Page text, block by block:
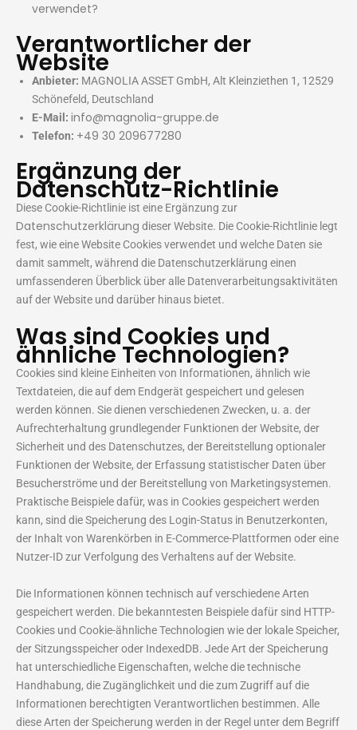
verwendet?
Verantwortlicher der
Website
Anbieter: MAGNOLIA ASSET GmbH, Alt Kleinziethen 1, 12529
Schönefeld, Deutschland
E-Mail: info@magnolia-gruppe.de
Telefon: +49 30 209677280
Ergänzung der
Datenschutz-Richtlinie
Diese Cookie-Richtlinie ist eine Ergänzung zur
Datenschutzerklärung dieser Website. Die Cookie-Richtlinie legt
fest, wie eine Website Cookies verwendet und welche Daten sie
damit sammelt, während die Datenschutzerklärung einen
umfassenderen Überblick über alle Datenverarbeitungsaktivitäten
auf der Website und darüber hinaus bietet.
Was sind Cookies und
ähnliche Technologien?
Cookies sind kleine Einheiten von Informationen, ähnlich wie
Textdateien, die auf dem Endgerät gespeichert und gelesen
werden können. Sie dienen verschiedenen Zwecken, u. a. der
Aufrechterhaltung grundlegender Funktionen der Website, der
Sicherheit und des Datenschutzes, der Bereitstellung optionaler
Funktionen der Website, der Erfassung statistischer Daten über
Besucherströme und der Bereitstellung von Marketingsystemen.
Praktische Beispiele dafür, was in Cookies gespeichert werden
kann, sind die Speicherung des Login-Status in Benutzerkonten,
der Inhalt von Warenkörben in E-Commerce-Plattformen oder eine
Nutzer-ID zur Verfolgung des Verhaltens auf der Website.
Die Informationen können technisch auf verschiedene Arten
gespeichert werden. Die bekanntesten Beispiele dafür sind HTTP-
Cookies und Cookie-ähnliche Technologien wie der lokale Speicher,
der Sitzungsspeicher oder IndexedDB. Jede Art der Speicherung
hat unterschiedliche Eigenschaften, welche die technische
Handhabung, die Zugänglichkeit und die zum Zugriff auf die
Informationen berechtigten Verantwortlichen bestimmen. Alle
diese Arten der Speicherung werden in der Regel unter dem Begriff